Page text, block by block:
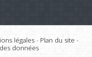
légales- Plan du site -
données